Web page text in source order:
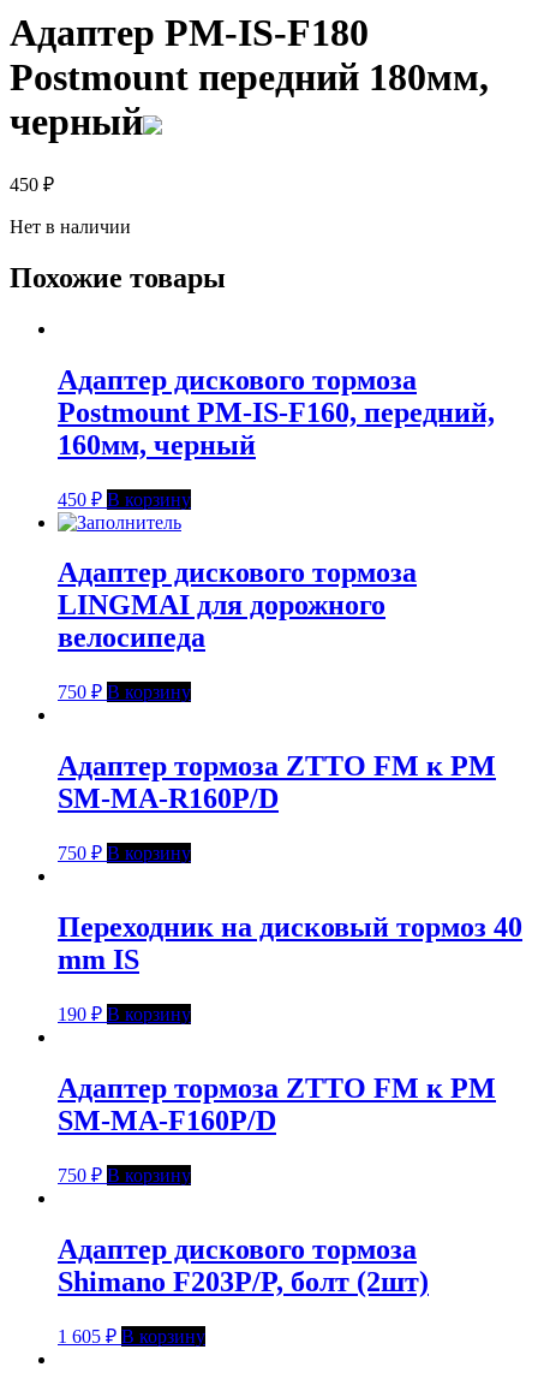
Адаптер PM-IS-F180
Postmount передний 180мм,
черный
450 ₽
Нет в наличии
Похожие товары
Адаптер дискового тормоза
Postmount PM-IS-F160, передний,
160мм, черный
450 ₽ В корзину
Адаптер дискового тормоза
LINGMAI для дорожного
велосипеда
750 ₽ В корзину
Адаптер тормоза ZTTO FM к PM
SM-MA-R160P/D
750 ₽ В корзину
Переходник на дисковый тормоз 40
mm IS
190 ₽ В корзину
Адаптер тормоза ZTTO FM к PM
SM-MA-F160P/D
750 ₽ В корзину
Адаптер дискового тормоза
Shimano F203P/P, болт (2шт)
1 605 ₽ В корзину